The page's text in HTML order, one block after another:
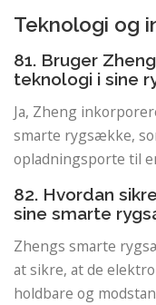
Teknologi og
81. Bruger
teknologi i sine
Ja, Zheng
smarte rygsække,
opladningsporte til
82. Hvordan
sine smarte
Zhengs smarte
at sikre, at de
holdbare og